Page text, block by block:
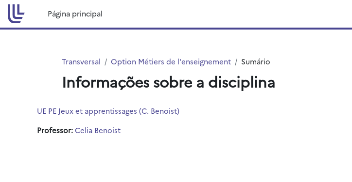
Ir para o conteúdo principal
Página principal
Transversal Option Métiers de l'enseignement Sumário
Informações sobre a disciplina
UE PE Jeux et apprentissages (C. Benoist)
Professor:Celia Benoist